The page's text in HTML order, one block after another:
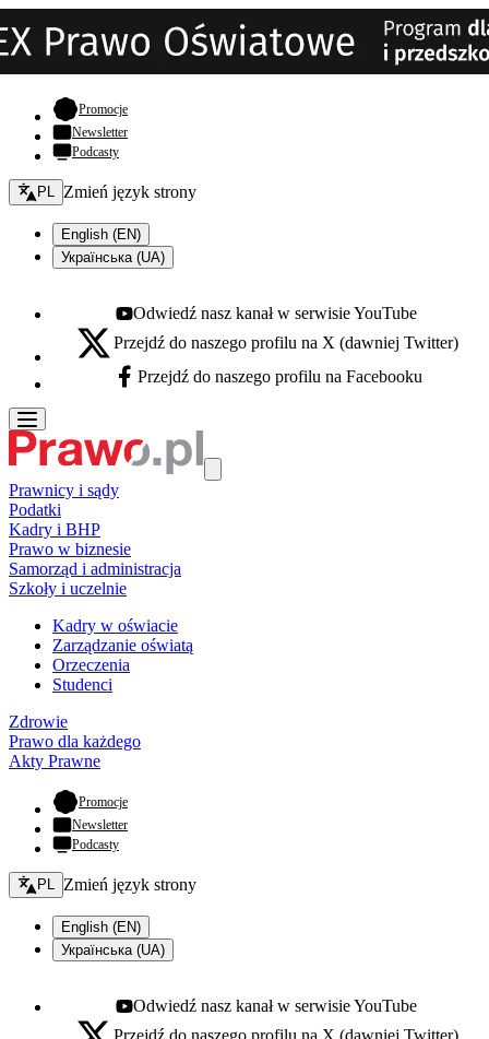
Promocje- otwiera się w nowej karcie
Newsletter
Podcasty
Zmień język - bieżący:
PL Zmień język strony
English (EN)
Українська (UA)
Youtube - otwiera się w nowej karcie
Odwiedź nasz kanał w serwisie YouTube
X - otwiera się w nowej karcie
Przejdź do naszego profilu na X (dawniej Twitter)
Facebook - otwiera się w nowej karcie
Przejdź do naszego profilu na Facebooku
Prawnicy i sądy
Podatki
Kadry i BHP
Prawo w biznesie
Samorząd i administracja
Szkoły i uczelnie
Kadry w oświacie
Zarządzanie oświatą
Orzeczenia
Studenci
Zdrowie
Prawo dla każdego
Akty Prawne
Promocje- otwiera się w nowej karcie
Newsletter
Podcasty
Zmień język - bieżący:
PL Zmień język strony
English (EN)
Українська (UA)
Youtube - otwiera się w nowej karcie
Odwiedź nasz kanał w serwisie YouTube